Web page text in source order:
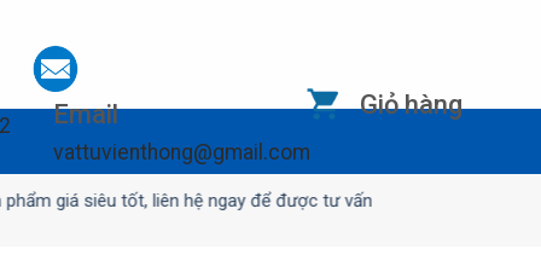
Email
vattuvienthong@gmail.com
Giỏ hàng
siêu tốt, liên hệ ngay để được tư vấn